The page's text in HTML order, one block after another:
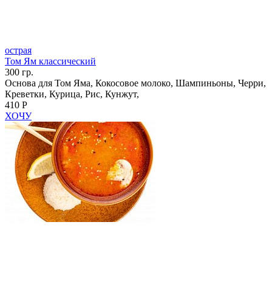
острая
Том Ям классический
300 гр.
Основа для Том Яма, Кокосовое молоко, Шампиньоны, Черри,
Креветки, Курица, Рис, Кунжут,
410 Р
ХОЧУ